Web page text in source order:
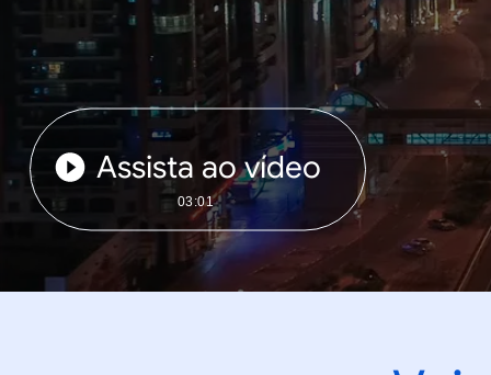
Assista ao vídeo
03:01